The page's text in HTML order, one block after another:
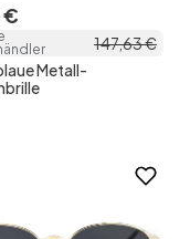
€
147,63€
Metall-